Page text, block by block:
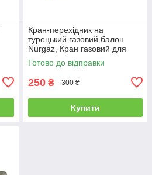
Кран-перехідник на
турецький газовий балон
Nurgaz, Кран газовий для
пропанового балона, вентиль
на балон
Готово до відправки
250 ₴ 300 ₴
Купити